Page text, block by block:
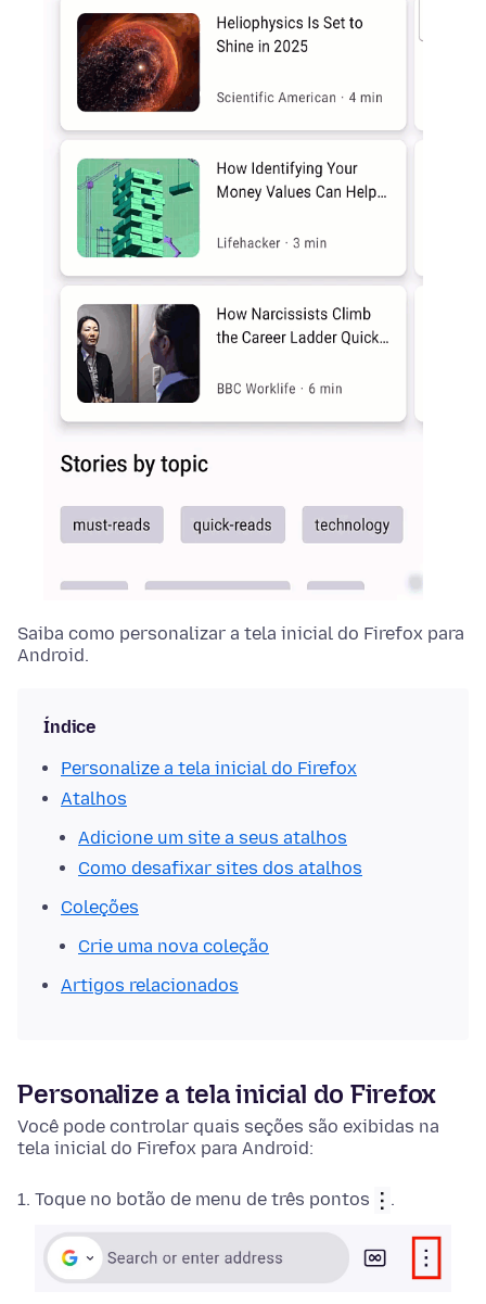
Saiba como personalizar a tela inicial do Firefox para
Android.
Índice
Personalize a tela inicial do Firefox
Atalhos
Adicione um site a seus atalhos
Como desafixar sites dos atalhos
Coleções
Crie uma nova coleção
Artigos relacionados
Personalize a tela inicial do Firefox
Você pode controlar quais seções são exibidas na
tela inicial do Firefox para Android:
Toque no botão de menu de três pontos .